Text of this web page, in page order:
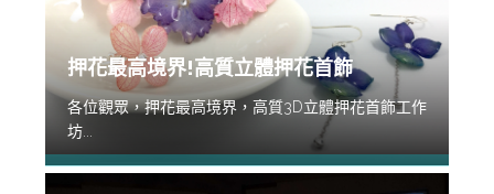
押花最高境界!高質立體押花首飾
各位觀眾，押花最高境界，高質3D立體押花首飾工作
坊...